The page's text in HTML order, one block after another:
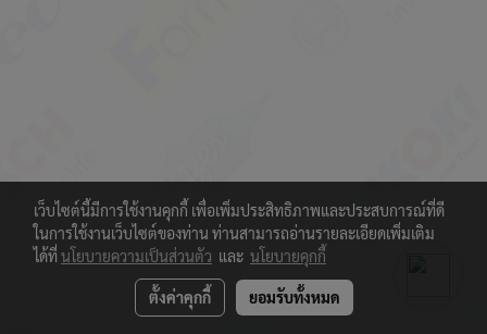
เว็บไซต์นี้มีการใช้งานคุกกี้ เพื่อเพิ่มประสิทธิภาพและประสบการณ์ที่ดี
ในการใช้งานเว็บไซต์ของท่าน ท่านสามารถอ่านรายละเอียดเพิ่มเติม
ได้ที่ นโยบายความเป็นส่วนตัว และ นโยบายคุกกี้
ตั้งค่าคุกกี้ ยอมรับทั้งหมด